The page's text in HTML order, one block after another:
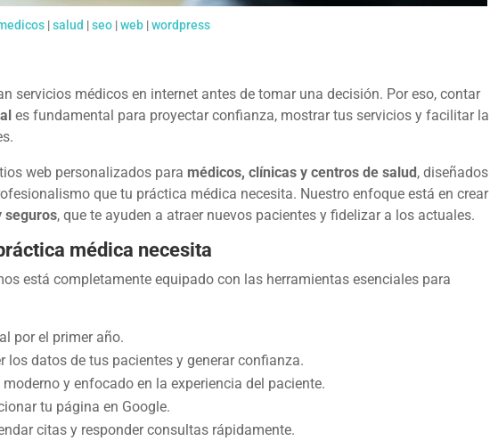
|salud |seo |web |wordpress
servicios médicos en internet antes de tomar una decisión. Por eso, contar
es fundamental para proyectar confianza, mostrar tus servicios y facilitar la
web personalizados para médicos, clínicas y centros de salud, diseñados
que tu práctica médica necesita. Nuestro enfoque está en crear
seguros, que te ayuden a atraer nuevos pacientes y fidelizar a los actuales.
médica necesita
está completamente equipado con las herramientas esenciales para
por el primer año.
los datos de tus pacientes y generar confianza.
y enfocado en la experiencia del paciente.
tu página en Google.
citas y responder consultas rápidamente.